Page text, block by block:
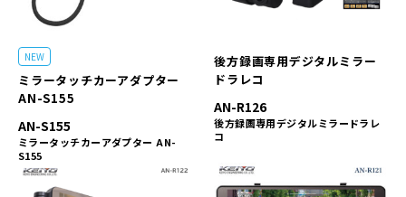
NEW
ミラータッチカーアダプター
AN-S155
AN-S155
ミラータッチカーアダプター AN-
S155
後方録画専用デジタルミラー
ドラレコ
AN-R126
後方録画専用デジタルミラードラレ
コ